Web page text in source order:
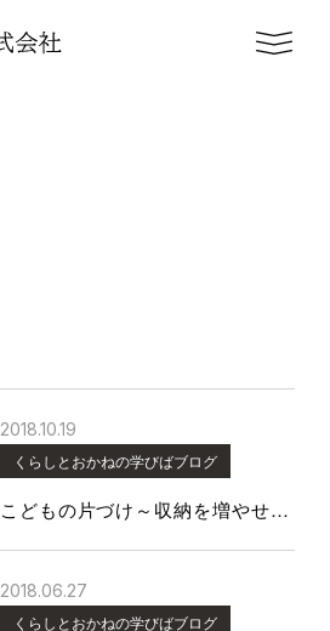
2018.10.19
くらしとおかねの学びばブログ
こどもの片づけ～収納を増やせば片付くのか？
2018.06.27
くらしとおかねの学びばブログ